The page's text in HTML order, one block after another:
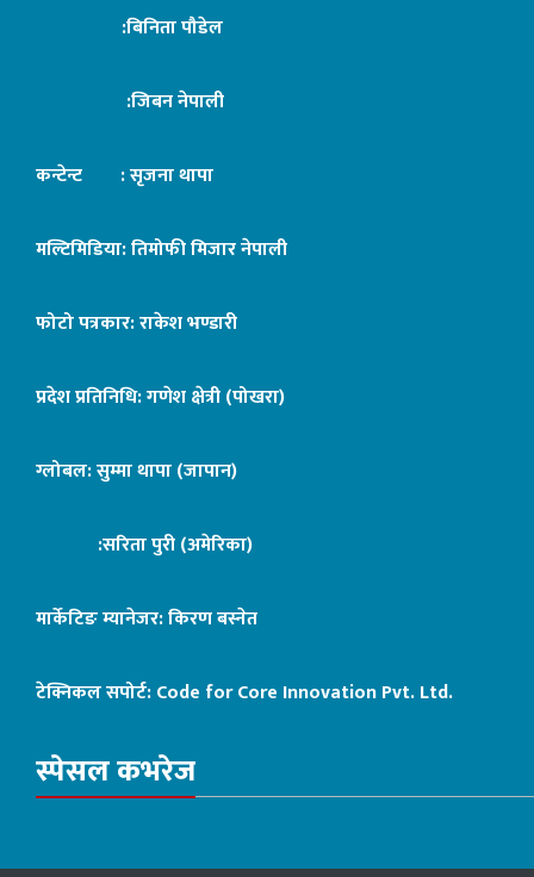
:बिनिता पौडेल
:जिबन नेपाली
कन्टेन्ट : सृजना थापा
मल्टिमिडिया: तिमोफी मिजार नेपाली
फोटो पत्रकार: राकेश भण्डारी
प्रदेश प्रतिनिधि: गणेश क्षेत्री (पोखरा)
ग्लोबल: सुम्मा थापा (जापान)
:सरिता पुरी (अमेरिका)
मार्केटिङ म्यानेजर: किरण बस्नेत
टेक्निकल सपोर्ट:Code for Core Innovation Pvt. Ltd.
स्पेसल कभरेज